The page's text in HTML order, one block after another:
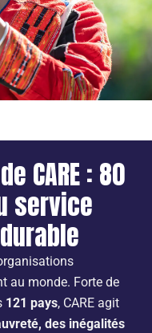
CARE : 80
service
au monde. Forte de
121 pays, CARE agit
des inégalités